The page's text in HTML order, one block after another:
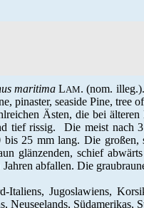
maritimaLAM. (nom. illeg.).
pinaster, seaside Pine, tree
Ästen, die bei
rissig. Die meist nach
25 mm lang. Die
glänzenden, schief abwärts
abfallen. Die
Jugoslawiens,
Neuseelands, Südamerikas,